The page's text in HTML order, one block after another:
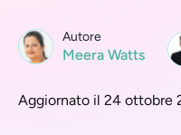
Autore
Meera Watts
Aggiornato il 24 ottobre